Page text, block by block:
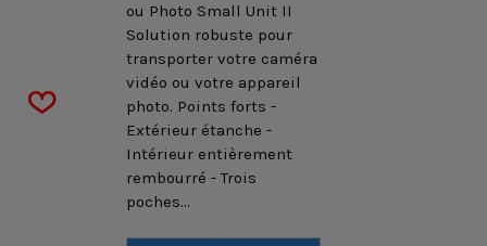
ou Photo Small Unit II
Solution robuste pour
transporter votre caméra
vidéo ou votre appareil
photo. Points forts -
Extérieur étanche -
Intérieur entièrement
rembourré - Trois
poches...